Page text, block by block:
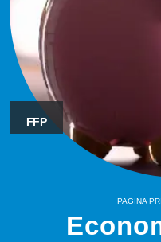
FFP
PAGINA